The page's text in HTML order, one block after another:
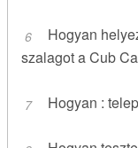
Hogyan
szalagot a Cub
Hogyan :